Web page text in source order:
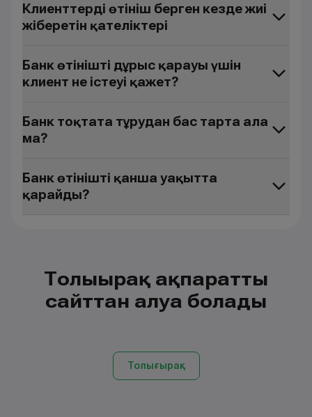
Клиенттердің өтініш берген кезде жиі
жіберетін қателіктері
Банк өтінішті дұрыс қарауы үшін
клиент не істеуі қажет?
Банк тоқтата тұрудан бас тарта ала
ма?
Банк өтінішті қанша уақытта
қарайды?
Толығырақ ақпаратты
сайттан алуға болады
Толығырақ